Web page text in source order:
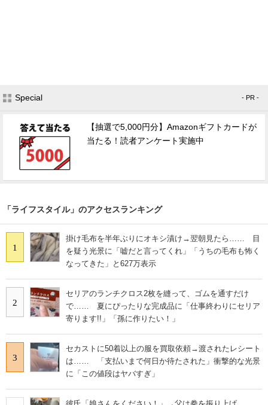
Special - PR -
【抽選で5,000円分】Amazonギフトカードが
当たる！読者アンケート実施中
「ライフスタイル」のアクセスランキング
1
掛け毛布を半年ぶりにオキシ漬け→翌朝見たら…… 目
を疑う光景に「嘘だと言ってくれ」「うちの毛布も怖く
なってきた」と627万表示
2
セリアのランチクロス2枚を縫って、ゴムを通すだけ
で…… 夏にぴったりな完成品に「仕事終わりにセリア
寄ります!!」「孫に作りたい！」
3
セカストに50着以上の服を買取依頼→渡されたレシート
は…… 「支払いまで何日か待たされた」衝撃的な光景
に「この値段はヤバすぎ」